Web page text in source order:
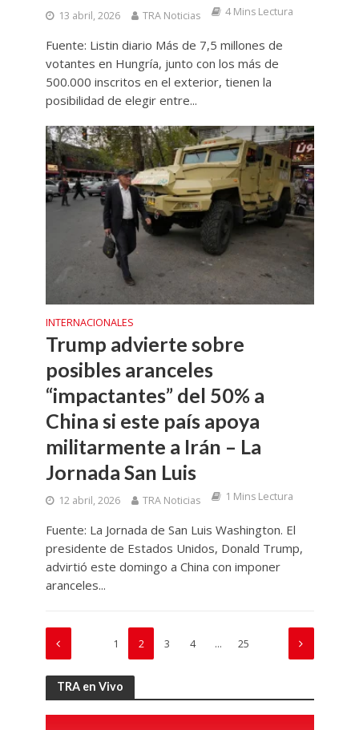
13 abril, 2026 TRA Noticias 4 Mins Lectura
Fuente: Listin diario Más de 7,5 millones de
votantes en Hungría, junto con los más de
500.000 inscritos en el exterior, tienen la
posibilidad de elegir entre...
INTERNACIONALES
Trump advierte sobre
posibles aranceles
“impactantes” del 50% a
China si este país apoya
militarmente a Irán – La
Jornada San Luis
12 abril, 2026 TRA Noticias 1 Mins Lectura
Fuente: La Jornada de San Luis Washington. El
presidente de Estados Unidos, Donald Trump,
advirtió este domingo a China con imponer
aranceles...
1 2 3 4 … 25
TRA en Vivo